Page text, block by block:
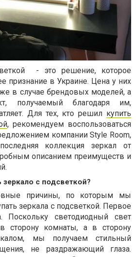
- это решение, которое
признание в Украине. Цена у них
в случае брендовых моделей, а
получаемый благодаря им,
Для тех, кто решил купить
, рекомендуем воспользоваться
компанииStyle Room,
коллекция зеркал от
описанием преимуществ и
зеркало с подсветкой?
причины, по которым мы
зеркала с подсветкой. Первое
Поскольку светодиодный свет
сторону комнаты, а в сторону
мы получаем стильный
не раздражающий глаза.